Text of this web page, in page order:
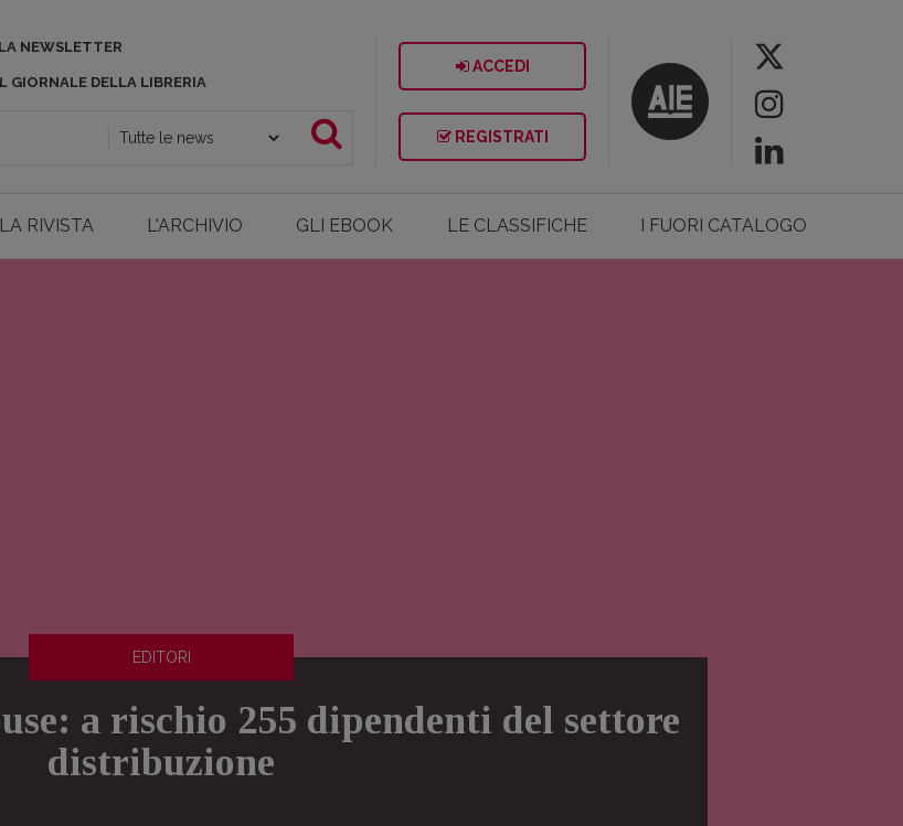
NEWSLETTER
GIORNALE DELLA LIBRERIA
ACCEDI
REGISTRATI
LA RIVISTA L'ARCHIVIO GLI EBOOK LE CLASSIFICHE I FUORI CATALOGO
EDITORI
a rischio 255 dipendenti del settore
distribuzione